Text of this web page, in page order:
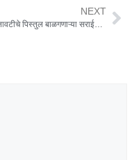
NEXT
देशी बनावटीचे पिस्तुल बाळगणाऱ्या सराईत गुन्हेगारास स्वारगेट पोलीसांनी केले जेरबंद